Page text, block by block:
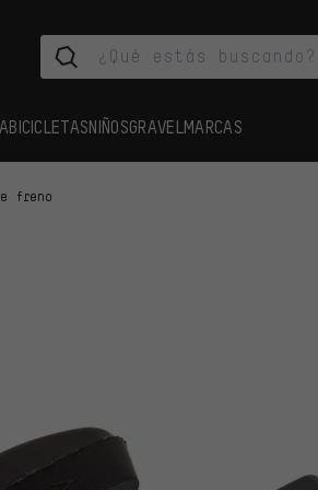
BICICLETASNIÑOSGRAVEL MARCAS
freno